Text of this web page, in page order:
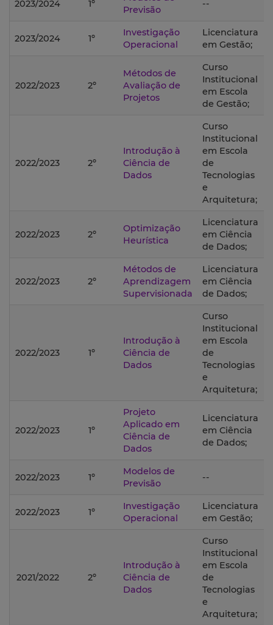
2023/2024 1º
Previsão
--
2023/2024 1º
Investigação
Operacional
Licenciatura
em Gestão;
2022/2023 2º
Métodos de
Avaliação de
Projetos
Curso
Institucional
em Escola
de Gestão;
2022/2023 2º
Introdução à
Ciência de
Dados
Curso
Institucional
em Escola
de
Tecnologias
e
Arquitetura;
2022/2023 2º
Optimização
Heurística
Licenciatura
em Ciência
de Dados;
2022/2023 2º
Métodos de
Aprendizagem
Supervisionada
Licenciatura
em Ciência
de Dados;
2022/2023 1º
Introdução à
Ciência de
Dados
Curso
Institucional
em Escola
de
Tecnologias
e
Arquitetura;
2022/2023 1º
Projeto
Aplicado em
Ciência de
Dados
Licenciatura
em Ciência
de Dados;
2022/2023 1º
Modelos de
Previsão
--
2022/2023 1º
Investigação
Operacional
Licenciatura
em Gestão;
2021/2022 2º
Introdução à
Ciência de
Dados
Curso
Institucional
em Escola
de
Tecnologias
e
Arquitetura;